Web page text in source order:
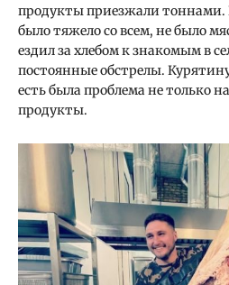
продукты приезжали
было тяжело со всем, не было
ездил за хлебом к знакомым в
постоянные обстрелы.
есть была проблема не только
продукты.